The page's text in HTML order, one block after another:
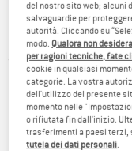
COLUMBIA -
Giacca da sci
(0)
del nostro sito web; alcuni
salvaguardie per
autorità. Cliccando su
modo. Qualora non
per ragioni tecniche, fate
cookie in qualsiasi
categorie. La vostra
dell'utilizzo del presente
momento nelle
o rifiutata fin dall'inizio.
trasferimenti a paesi
tutela dei dati personali.